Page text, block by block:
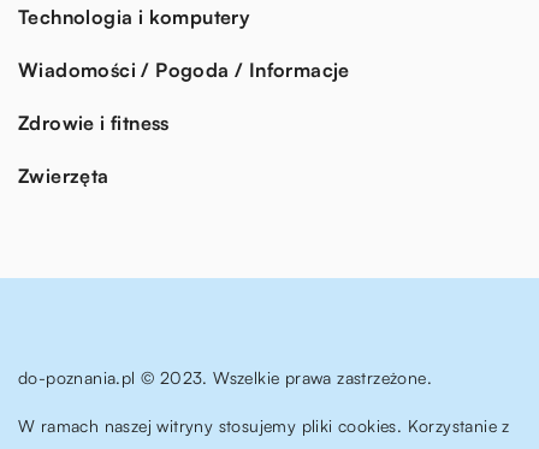
Technologia i komputery
Wiadomości / Pogoda / Informacje
Zdrowie i fitness
Zwierzęta
do-poznania.pl © 2023. Wszelkie prawa zastrzeżone.
W ramach naszej witryny stosujemy pliki cookies. Korzystanie z